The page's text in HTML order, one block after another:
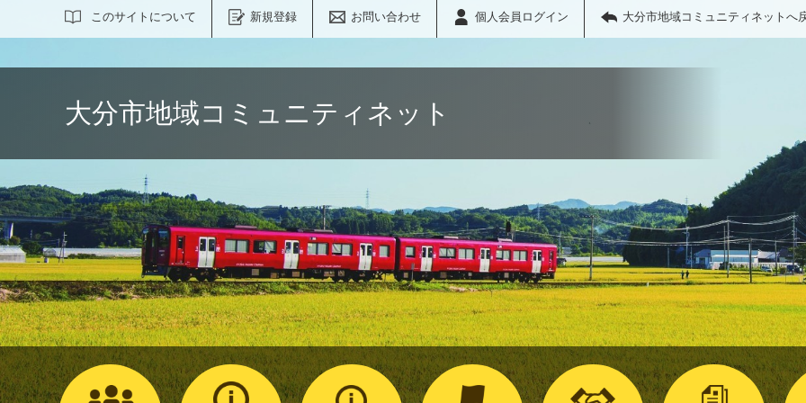
このサイトについて 新規登録 お問い合わせ 個人会員ログイン 大分市地域コミュニティネットへ
サイト内検索
大分市地域コミュニティネット